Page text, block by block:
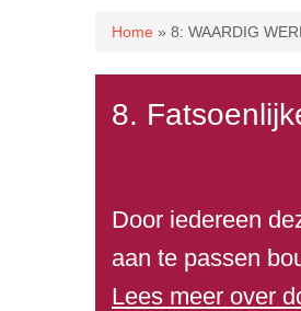
U bent hier
Home » 8: WAARDIG
8.
Door iedereen
aan te passen
Lees meer over